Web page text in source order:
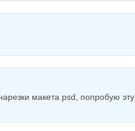
макета psd, попробую эту